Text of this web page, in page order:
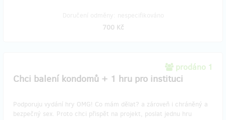
700 Kč
prodáno 1
Chci balení kondomů + 1 hru pro instituci
Podporuju vydání hry OMG! Co mám dělat? a zároveň i chráněný a
bezpečný sex. Proto chci přispět na projekt, poslat jednu hru